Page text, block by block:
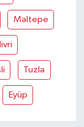
Maltepe
Tuzla
Eyüp